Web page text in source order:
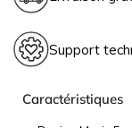
En savoir plus.
remboursement
Livraison
Support
Conseils
Caractéristiques